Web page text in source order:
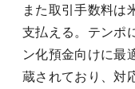
また取引手数料は
支払える。テンポ
ン化預金向けに最
蔵されており、対